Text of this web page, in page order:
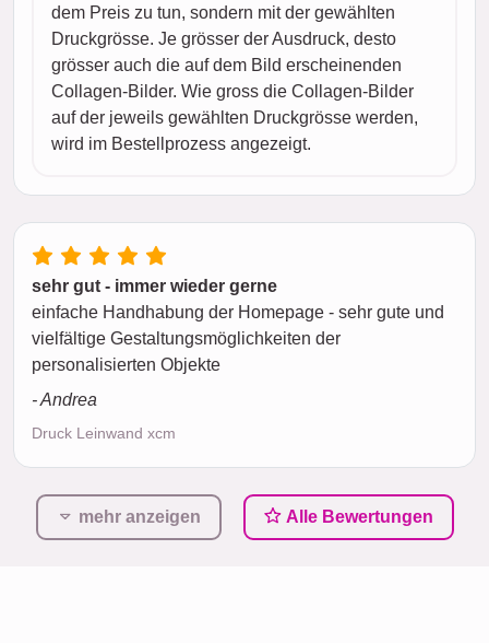
dem Preis zu tun, sondern mit der gewählten
Druckgrösse. Je grösser der Ausdruck, desto
grösser auch die auf dem Bild erscheinenden
Collagen-Bilder. Wie gross die Collagen-Bilder
auf der jeweils gewählten Druckgrösse werden,
wird im Bestellprozess angezeigt.
sehr gut - immer wieder gerne
einfache Handhabung der Homepage - sehr gute und
vielfältige Gestaltungsmöglichkeiten der
personalisierten Objekte
- Andrea
Druck Leinwand xcm
mehr anzeigen Alle Bewertungen